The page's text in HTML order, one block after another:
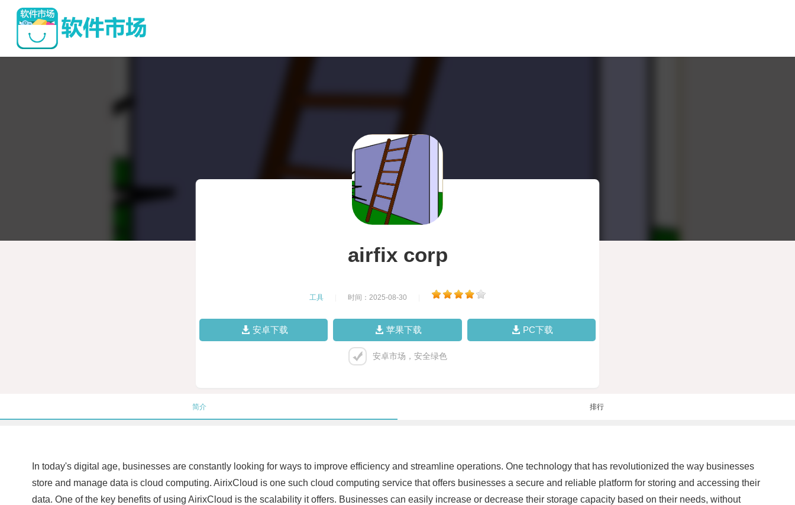
airfix corp
工具 时间：2025-08-30
安卓下载 苹果下载 PC下载
安卓市场，安全绿色
简介 排行
In today's digital age, businesses are constantly looking for ways to improve efficiency and streamline operations. One technology that has revolutionized the way businesses
store and manage data is cloud computing. AirixCloud is one such cloud computing service that offers businesses a secure and reliable platform for storing and accessing their
data. One of the key benefits of using AirixCloud is the scalability it offers. Businesses can easily increase or decrease their storage capacity based on their needs, without